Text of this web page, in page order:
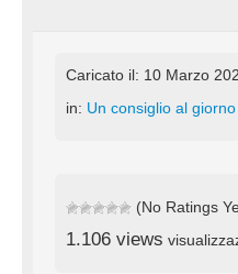
Caricato il: 10 Marzo
in: Un consiglio al giorno
(No Ratings
1.106 views